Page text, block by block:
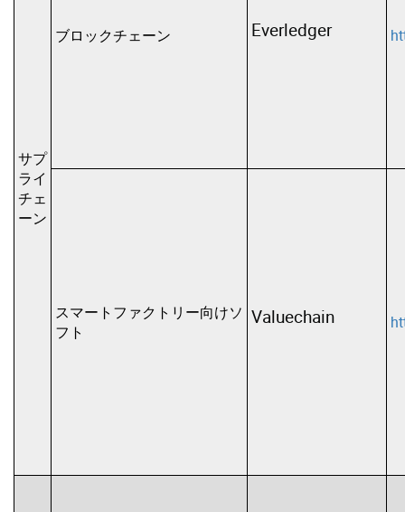
サプ
ライ
チェ
ーン
ブロックチェーン Everledger
スマートファクトリー向けソ
フト
Valuechain